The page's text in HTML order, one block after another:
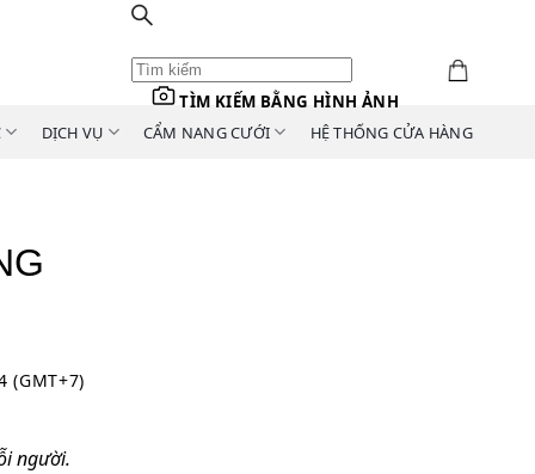
TÌM KIẾM BẰNG HÌNH ẢNH
DỊCH VỤ CẨM NANG CƯỚI HỆ THỐNG CỬA HÀNG
(GMT+7)
người.